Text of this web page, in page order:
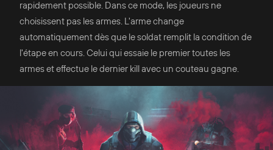
rapidement possible. Dans ce mode, les joueurs ne
choisissent pas les armes. L'arme change
automatiquement dès que le soldat remplit la condition de
l'étape en cours. Celui qui essaie le premier toutes les
armes et effectue le dernier kill avec un couteau gagne.